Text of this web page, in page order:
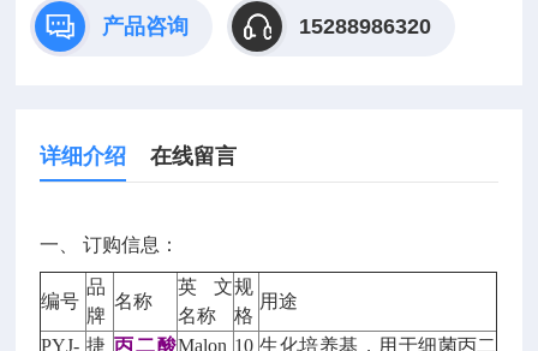
产品咨询 15288986320
详细介绍 在线留言
一、 订购信息：
编号
品
牌
名称
英文
名称
规
格
用途
PYJ- 捷 丙二酸Malon 10 生化培养基，用于细菌丙二